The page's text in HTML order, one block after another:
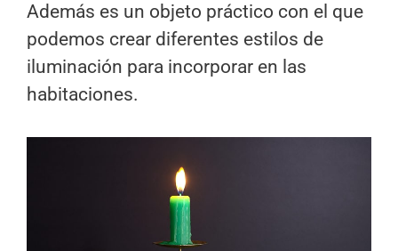
Además es un objeto práctico con el que
podemos crear diferentes estilos de
iluminación para incorporar en las
habitaciones.